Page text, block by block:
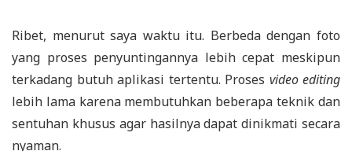
Ribet, menurut saya waktu itu. Berbeda dengan foto
yang proses penyuntingannya lebih cepat meskipun
terkadang butuh aplikasi tertentu. Proses video editing
lebih lama karena membutuhkan beberapa teknik dan
sentuhan khusus agar hasilnya dapat dinikmati secara
nyaman.